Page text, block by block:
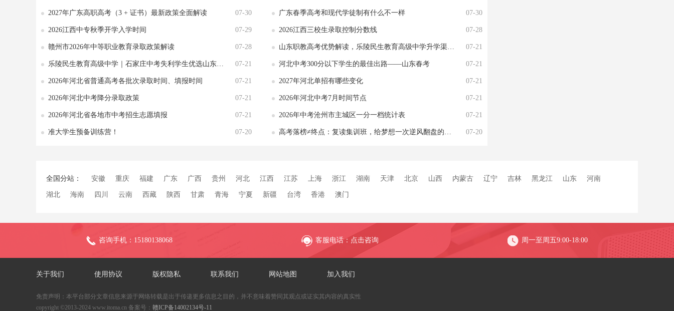
2027年广东高职高考（3 + 证书）最新政策全面解读 07-30 广东春季高考和现代学徒制有什么不一样 07-30
2026江西中专秋季开学入学时间 07-29 2026江西三校生录取控制分数线 07-28
赣州市2026年中等职业教育录取政策解读 07-28 山东职教高考优势解读，乐陵民生教育高级中学升学渠道更广 07-21
乐陵民生教育高级中学｜石家庄中考失利学生优选山东综合高中 07-21 河北中考300分以下学生的最佳出路——山东春考 07-21
2026年河北省普通高考各批次录取时间、填报时间 07-21 2027年河北单招有哪些变化 07-21
2026年河北中考降分录取政策 07-21 2026年河北中考7月时间节点 07-21
2026年河北省各地市中考招生志愿填报 07-21 2026年中考沧州市主城区一分一档统计表 07-21
准大学生预备训练营！ 07-20 高考落榜≠终点：复读集训班，给梦想一次逆风翻盘的机会 07-20
全国分站： 安徽 重庆 福建 广东 广西 贵州 河北 江西 江苏 上海 浙江 湖南 天津 北京 山西 内蒙古 辽宁 吉林 黑龙江 山东 河南
湖北 海南 四川 云南 西藏 陕西 甘肃 青海 宁夏 新疆 台湾 香港 澳门
咨询手机：15180138068 客服电话：点击咨询 周一至周五9:00-18:00
关于我们 使用协议 版权隐私 联系我们 网站地图 加入我们
免责声明：本平台部分文章信息来源于网络转载是出于传递更多信息之目的，并不意味着赞同其观点或证实其内容的真实性
copyright ©2013-2024 www.itoma.cn 备案号： 赣ICP备14002134号-11